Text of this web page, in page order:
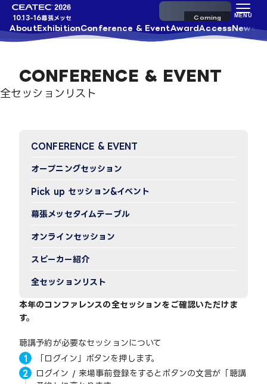
10.13-16幕張メッセ
AboutExhibitionConference & EventAwardAccessNews
来場事前登録
MENU
CONFERENCE & EVENT
全セッションリスト
CONFERENCE & EVENT
オープニングセッション
Pick up セッション&イベント
幕張メッセタイムテーブル
オンラインセッション
スピーカー紹介
全セッションリスト
本年のコンファレンスの全セッションをご確認いただけま
す。
聴講予約が必要なセッションについて
「ログイン」ボタンを押します。
ログイン / 来場事前登録をするとボタンの文言が「聴講